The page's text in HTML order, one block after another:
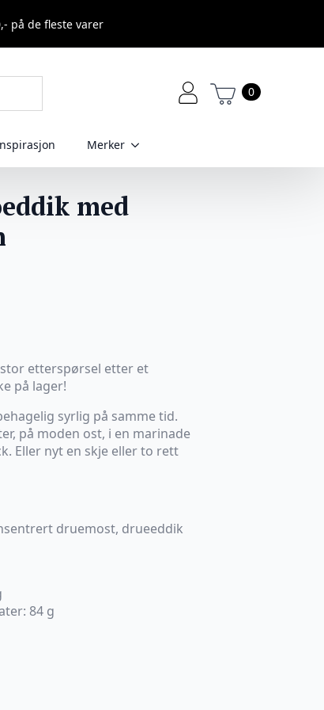
på de fleste varer
0
Merker
med
etterspørsel etter et
på lager!
syrlig på samme tid.
på moden ost, i en marinade
Eller nyt en skje eller to rett
druemost, drueeddik
84 g